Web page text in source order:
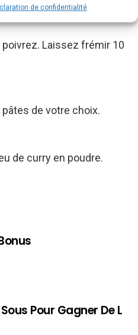
de confidentialité
Laissez frémir 10
de votre choix.
de curry en poudre.
Pour Gagner De L